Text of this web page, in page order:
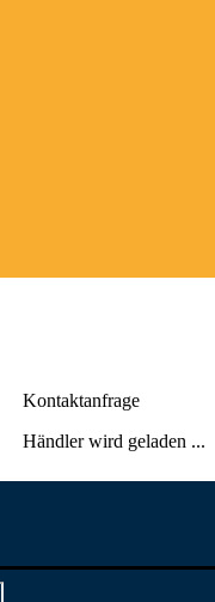
Kontaktanfrage
Händler wird geladen ...